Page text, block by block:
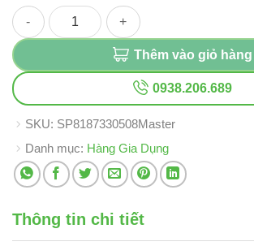
gạt tàn thuốc gắn tường tiện dụng số lượng
Thêm vào giỏ hàng
0938.206.689
SKU: SP8187330508Master
Danh mục: Hàng Gia Dụng
Thông tin chi tiết